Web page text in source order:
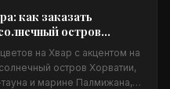
как заказать
остров
на Хвар с акцентом на
остров Хорватии,
и марине Палмижана,